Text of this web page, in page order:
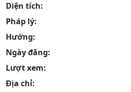
Diện tích:
Pháp lý:
Hướng:
Ngày đăng:
Lượt xem:
Địa chỉ: